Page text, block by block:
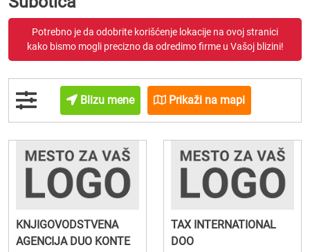
Potrebno je da odobrite korišćenje lokacije na ovoj stranici
kako bismo mogli precizno da odredimo firme u Vašoj blizini!
Blizu mene Prikaži na mapi
KNJIGOVODSTVENA
AGENCIJA DUO KONTE
TAX INTERNATIONAL
DOO